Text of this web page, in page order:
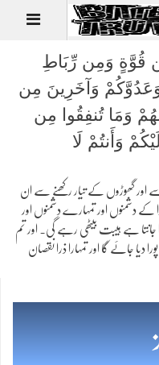
قُوَّةٍ وَمِن رِّبَاطِ
وَعَدُوَّكُمْ وَآخَرِينَ مِن
وَمَا تُنفِقُوا مِن
وَأَنتُمْ لَا
گھوڑوں کے تیار رکھنے سے ان
دشمنوں اور تمہارے دشمنوں اور
جانتا ہے ہیبت بیٹھی رہے گی۔ اور تم
دیا جائے گا اور تمہارا ذرا نقصان